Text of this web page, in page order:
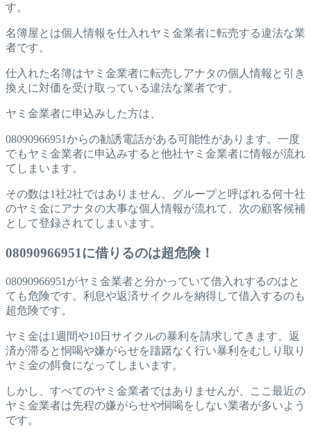
す。
名簿屋とは個人情報を仕入れヤミ金業者に転売する違法な業
者です。
仕入れた名簿はヤミ金業者に転売しアナタの個人情報と引き
換えに対価を受け取っている違法な業者です。
ヤミ金業者に申込みした方は、
08090966951からの勧誘電話がある可能性があります。一度
でもヤミ金業者に申込みすると他社ヤミ金業者に情報が流れ
てしまいます。
その数は1社2社ではありません。グループと呼ばれる何十社
のヤミ金にアナタの大事な個人情報が流れて、次の顧客候補
として登録されてしまいます。
08090966951に借りるのは超危険！
08090966951がヤミ金業者と分かっていて借入れするのはと
ても危険です。利息や返済サイクルを納得して借入するのも
超危険です。
ヤミ金は1週間や10日サイクルの暴利を請求してきます。返
済が滞ると恫喝や嫌がらせを躊躇なく行い暴利をむしり取り
ヤミ金の餌食になってしまいます。
しかし、すべてのヤミ金業者ではありませんが、ここ最近の
ヤミ金業者は先程の嫌がらせや恫喝をしない業者が多いよう
です。